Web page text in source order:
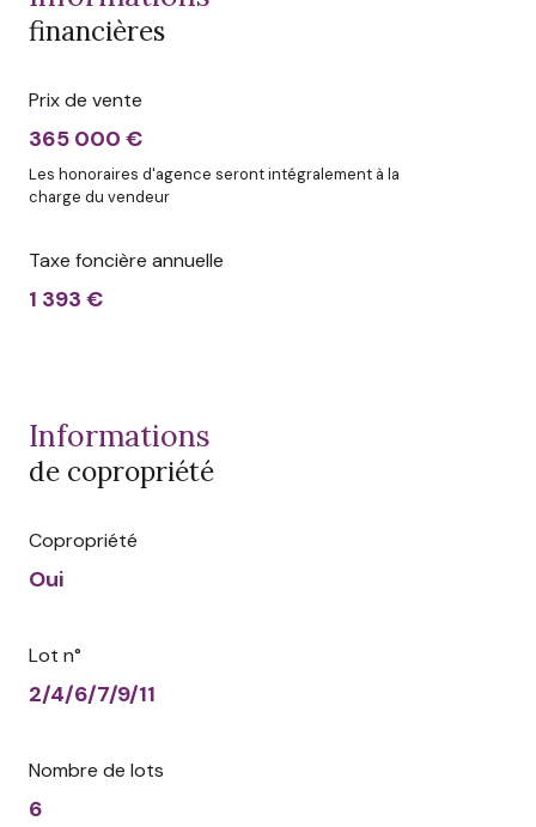
financières
Prix de vente
365 000 €
Les honoraires d'agence seront intégralement à la
charge du vendeur
Taxe foncière annuelle
1 393 €
informations
de copropriété
Copropriété
Oui
Lot n°
2/4/6/7/9/11
Nombre de lots
6